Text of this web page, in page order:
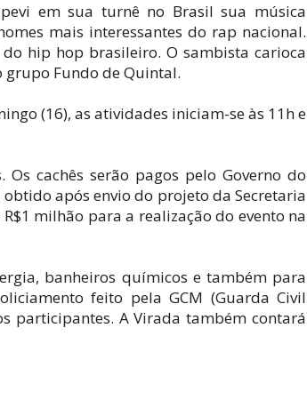
em sua turnê no Brasil sua música
mais interessantes do rap nacional.
hip hop brasileiro. O sambista carioca
Fundo de Quintal.
(16), as atividades iniciam-se às 11h e
cachês serão pagos pelo Governo do
após envio do projeto da Secretaria
milhão para a realização do evento na
banheiros químicos e também para
feito pela GCM (Guarda Civil
participantes. A Virada também contará